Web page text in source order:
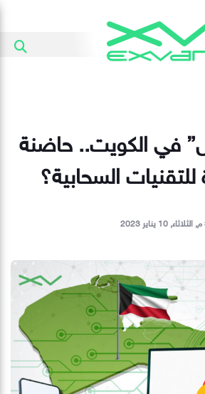
في الكويت.. حاضنة
السحابية؟